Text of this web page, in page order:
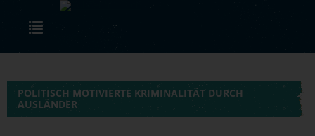
Skip to main content
POLITISCH MOTIVIERTE KRIMINALITÄT DURCH
AUSLÄNDER